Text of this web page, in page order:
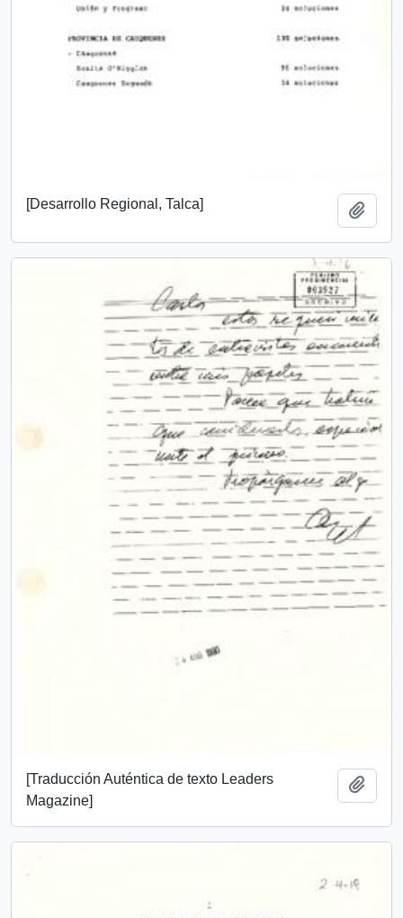
[Desarrollo Regional, Talca]
[Traducción Auténtica de texto Leaders
Magazine]